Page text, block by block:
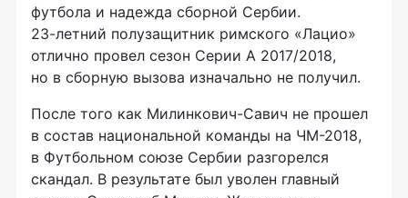
футбола и надежда сборной Сербии.
23-летний полузащитник римского «Лацио»
отлично провел сезон Серии А 2017/2018,
но в сборную вызова изначально не получил.
После того как Милинкович-Савич не прошел
в состав национальной команды на ЧМ-2018,
в Футбольном союзе Сербии разгорелся
скандал. В результате был уволен главный